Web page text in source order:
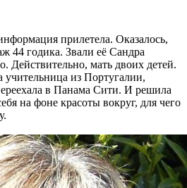
прилетела. Оказалось,
44 годика. Звали её Сандра
Действительно, мать двоих детей.
из Португалии,
в Панама Сити. И решила
на фоне красоты вокруг, для чего